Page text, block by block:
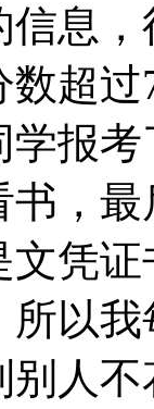
信息
超
报
，
凭
所以
人